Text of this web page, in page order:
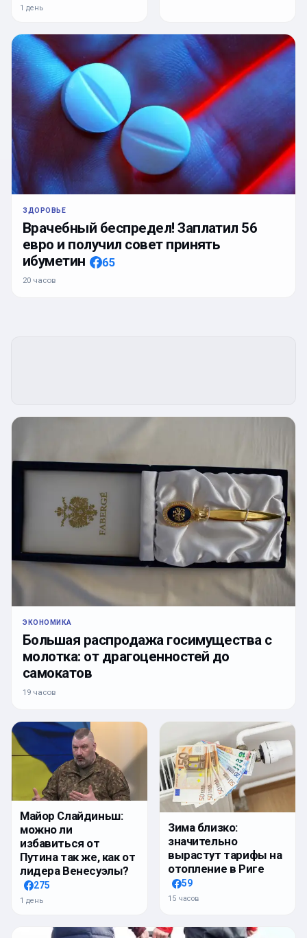
1 день
ЗДОРОВЬЕ
Врачебный беспредел! Заплатил 56
евро и получил совет принять
ибуметин
65
20 часов
ЭКОНОМИКА
Большая распродажа госимущества с
молотка: от драгоценностей до
самокатов
19 часов
Майор Слайдиньш:
можно ли
избавиться от
Путина так же, как от
лидера Венесуэлы?
275
1 день
Зима близко:
значительно
вырастут тарифы на
отопление в Риге
59
15 часов